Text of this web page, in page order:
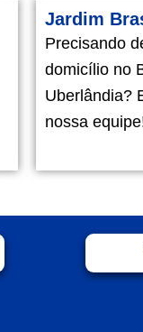
Jardim
Precisando
domicílio no
Uberlândia?
nossa